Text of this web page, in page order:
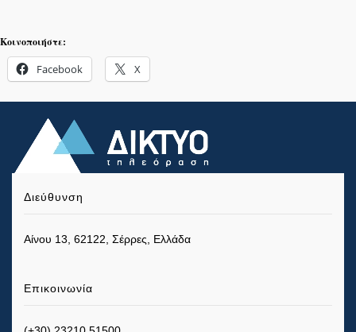
Κοινοποιήστε:
Facebook X
Διεύθυνση
Αίνου 13, 62122, Σέρρες, Ελλάδα
Επικοινωνία